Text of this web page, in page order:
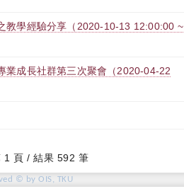
教學經驗分享（2020-10-13 12:00:00 ~
業成長社群第三次聚會（2020-04-22
1 頁 / 結果 592 筆
© by OIS, TKU